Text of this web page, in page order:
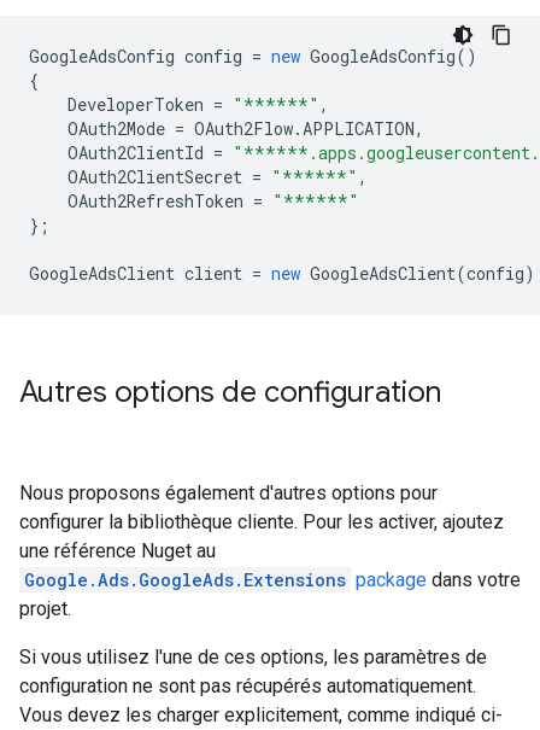
GoogleAdsConfig config = new GoogleAdsConfig()
{
DeveloperToken = "******" ,
OAuth2Mode = OAuth2Flow.APPLICATION,
OAuth2ClientId =
OAuth2ClientSecret = "******" ,
OAuth2RefreshToken = "******"
};
GoogleAdsClient client = new GoogleAdsClient(config
Autres options de configuration
Nous proposons également d'autres options pour
configurer la bibliothèque cliente. Pour les activer, ajoutez
une référence Nuget au
Google.Ads.GoogleAds.Extensions package dans votre
projet.
Si vous utilisez l'une de ces options, les paramètres de
configuration ne sont pas récupérés automatiquement.
Vous devez les charger explicitement, comme indiqué ci-